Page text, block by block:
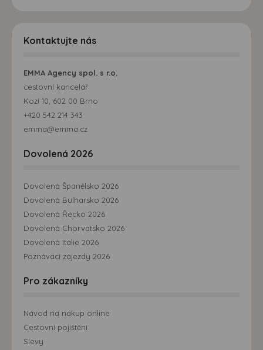
Kontaktujte nás
EMMA Agency spol. s r.o.
cestovní kancelář
Kozí 10, 602 00 Brno
+420 542 214 343
emma@emma.cz
Dovolená 2026
Dovolená Španělsko 2026
Dovolená Bulharsko 2026
Dovolená Řecko 2026
Dovolená Chorvatsko 2026
Dovolená Itálie 2026
Poznávací zájezdy 2026
Pro zákazníky
Návod na nákup online
Cestovní pojištění
Slevy